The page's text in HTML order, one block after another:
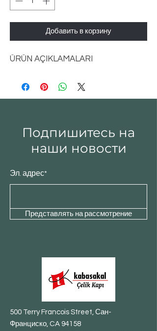
Добавить в корзину
ÜRÜN AÇIKLAMALARI
Подпишитесь на
наши новости
Эл. адрес*
Представлять на рассмотрение
500 Terry Francois Street, Сан-
Франциско, CA 94158